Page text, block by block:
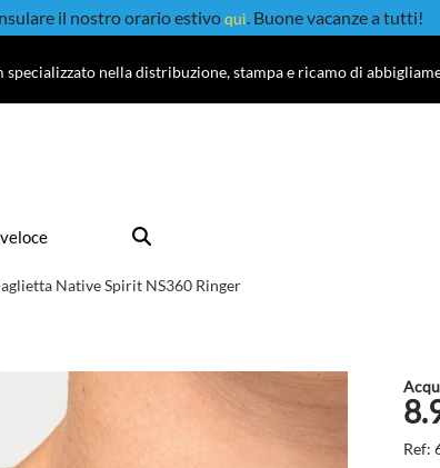
il nostro orario estivoqui. Buone vacanze a tutti!
specializzato nella distribuzione, stampa e ricamo di
Native Spirit NS360 Ringer
Ref: